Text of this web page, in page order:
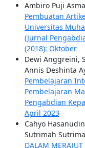
Ambiro Puji
Pembuatan
Universitas
(Jurnal
(2018): Oktober
Dewi Anggreini,
Annis Deshinta
Pembelajaran
Pembelajaran
Pengabdian
April 2023
Cahyo
Sutrimah
DALAM